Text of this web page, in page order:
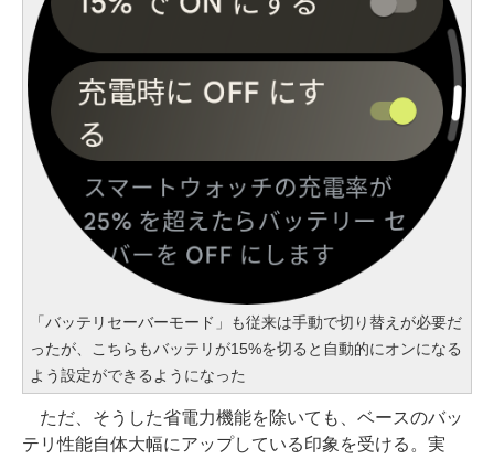
「バッテリセーバーモード」も従来は手動で切り替えが必要だ
ったが、こちらもバッテリが15%を切ると自動的にオンになる
よう設定ができるようになった
ただ、そうした省電力機能を除いても、ベースのバッ
テリ性能自体大幅にアップしている印象を受ける。実